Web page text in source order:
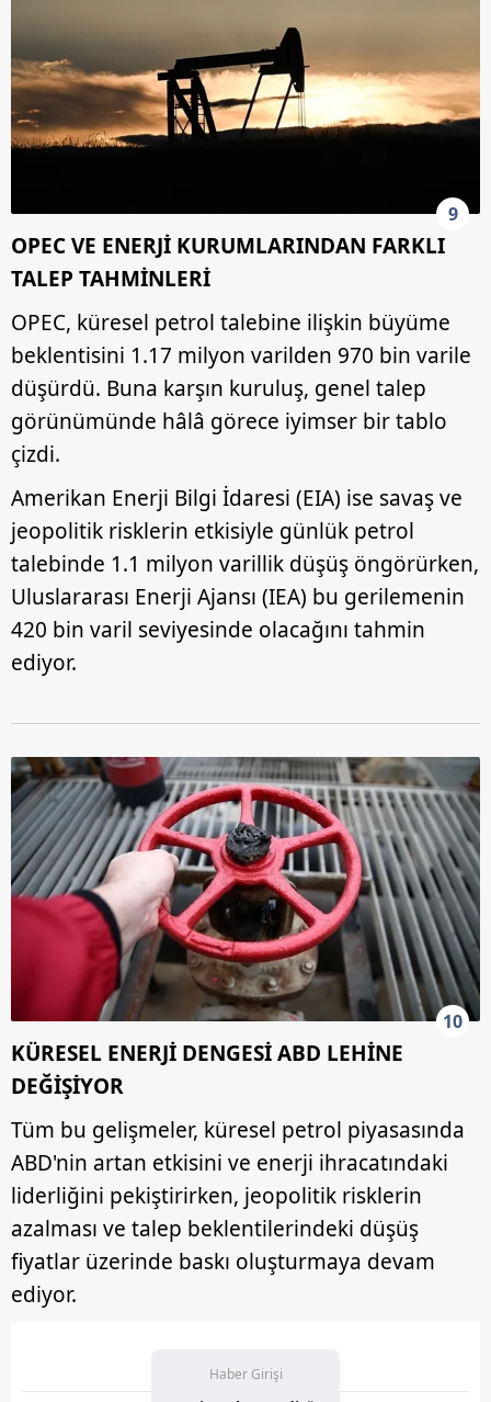
9
OPEC VE ENERJİ KURUMLARINDAN FARKLI
TALEP TAHMİNLERİ
OPEC, küresel petrol talebine ilişkin büyüme
beklentisini 1.17 milyon varilden 970 bin varile
düşürdü. Buna karşın kuruluş, genel talep
görünümünde hâlâ görece iyimser bir tablo
çizdi.
Amerikan Enerji Bilgi İdaresi (EIA) ise savaş ve
jeopolitik risklerin etkisiyle günlük petrol
talebinde 1.1 milyon varillik düşüş öngörürken,
Uluslararası Enerji Ajansı (IEA) bu gerilemenin
420 bin varil seviyesinde olacağını tahmin
ediyor.
10
KÜRESEL ENERJİ DENGESİ ABD LEHİNE
DEĞİŞİYOR
Tüm bu gelişmeler, küresel petrol piyasasında
ABD'nin artan etkisini ve enerji ihracatındaki
liderliğini pekiştirirken, jeopolitik risklerin
azalması ve talep beklentilerindeki düşüş
fiyatlar üzerinde baskı oluşturmaya devam
ediyor.
Haber Girişi